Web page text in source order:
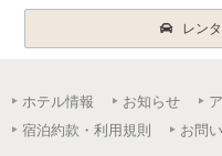
レン
ホテル情報 お知らせ
宿泊約款・利用規則
お問